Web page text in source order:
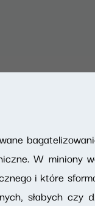
W miniony
i które
słabych czy